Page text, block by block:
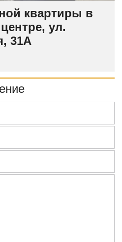
квартиры в
ул.
31А